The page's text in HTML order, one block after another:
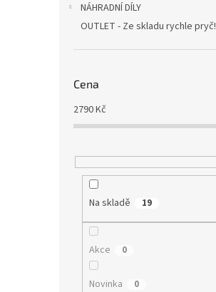
NÁHRADNÍ DÍLY
OUTLET - Ze skladu rychle pryč!
Cena
2790Kč
Na skladě 19
Akce 0
Novinka 0